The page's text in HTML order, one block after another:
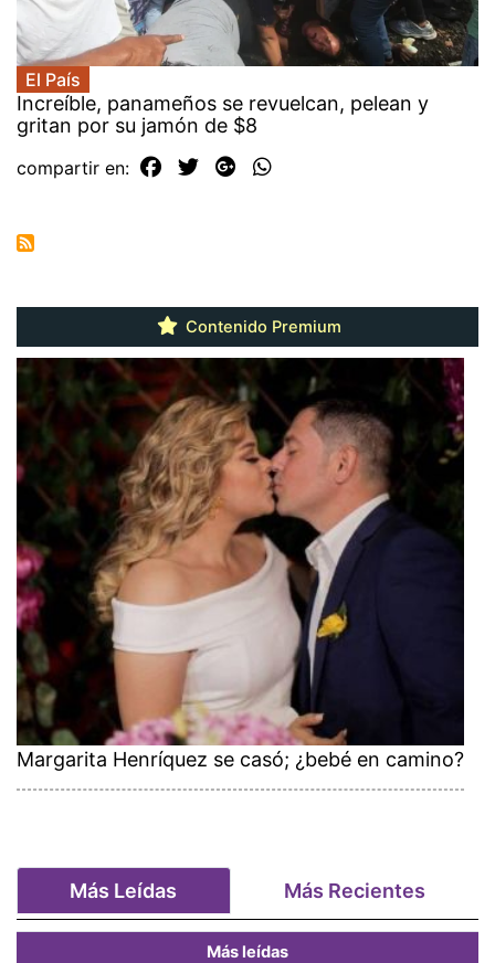
El País
Increíble, panameños se revuelcan, pelean y
gritan por su jamón de $8
compartir en:
Contenido Premium
Margarita Henríquez se casó; ¿bebé en camino?
Más Leídas Más Recientes
Más leídas